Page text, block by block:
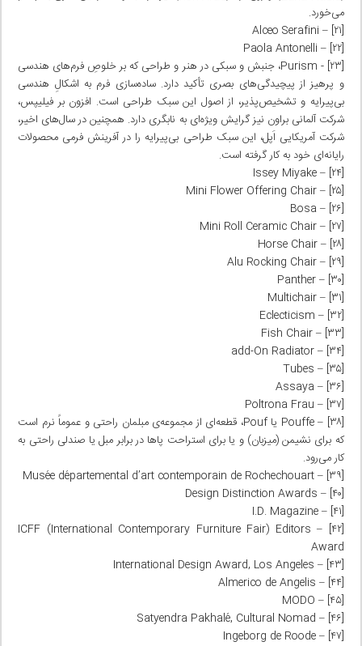
می‌خورد.
[۲۱] – Alceo Serafini
[۲۲] – Paola Antonelli
[۲۳] ­- Purism، جنبش و سبکی در هنر و طراحی که بر خلوصِ فرم‌های هندسی
و پرهیز از پیچیدگی‌های بصری تأکید دارد. ساده‌سازی فرم به اشکالِ هندسی
بی‌پیرایه و تشخیص‌پذیر، از اصول این سبک طراحی است. افزون بر فیلیپس،
شرکت آلمانی براون نیز گرایش ویژه‌ای به نابگری دارد. همچنین در سال‌های اخیر،
شرکت آمریکایی اَپل، این سبک طراحی بی‌پیرایه را در آفرینش فرمی محصولات
رایانه‌ای خود به کار گرفته است.
[۲۴] – Issey Miyake
[۲۵] – Mini Flower Offering Chair
[۲۶] – Bosa
[۲۷] – Mini Roll Ceramic Chair
[۲۸] – Horse Chair
[۲۹] – Alu Rocking Chair
[۳۰] – Panther
[۳۱] – Multichair
[۳۲] – Eclecticism
[۳۳] – Fish Chair
[۳۴] – add-On Radiator
[۳۵] – Tubes
[۳۶] – Assaya
[۳۷] – Poltrona Frau
[۳۸] – Pouffe یا Pouf، قطعه‌ای از مجموعه‌ی مبلمان راحتی و عموماً نرم است
که برای نشیمن (میزبان) و یا برای استراحت پاها در برابر مبل یا صندلی راحتی به
کار می‌رود.
[۳۹] – Musée départemental d’art contemporain de Rochechouart
[۴۰] – Design Distinction Awards
[۴۱] – I.D. Magazine
[۴۲] – ICFF (International Contemporary Furniture Fair) Editors
Award
[۴۳] – International Design Award, Los Angeles
[۴۴] – Almerico de Angelis
[۴۵] – MODO
[۴۶] – Satyendra Pakhalé, Cultural Nomad
[۴۷] – Ingeborg de Roode